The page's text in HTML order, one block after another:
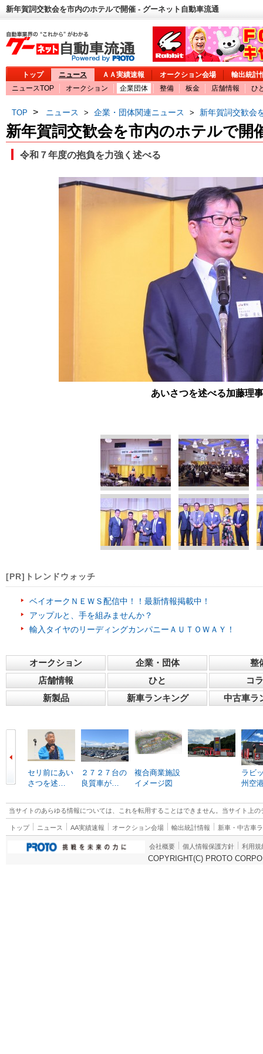
新年賀詞交歓会を市内のホテルで開催 - グーネット自動車流通
トップ ニュース ＡＡ実績速報 オークション会場
輸出統計
ニュースTOP
オークション 企業団体 整備 板金 店舗情報 ひ
TOP > ニュース > 企業・団体関連ニュース > 新年賀詞交歓会
新年賀詞交歓会を市内のホテルで開
令和７年度の抱負を力強く述べる
あいさつを述べる加藤理
[PR]トレンドウォッチ
ベイオークＮＥＷＳ配信中！！最新情報掲載中！
アップルと、手を組みませんか？
輸入タイヤのリーディングカンパニーＡＵＴＯＷＡＹ！
オークション 企業・団体
整
店舗情報
ひと
コ
新製品
新車ランキング 中古車ラ
セリ前にあい
さつを述…
２７２７台の
良質車が…
複合商業施設
イメージ図
ラビ
州空
当サイトのあらゆる情報については、これを転用することはできません。当サイト上
トップ ニュース AA実績速報 オークション会場 輸出統計情報 新車・中古車
会社概要 個人情報保護方針 利用規
COPYRIGHT(C) PROTO